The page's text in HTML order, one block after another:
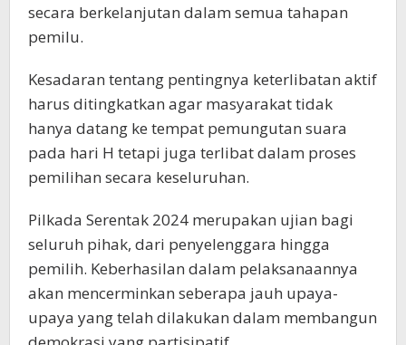
secara berkelanjutan dalam semua tahapan
pemilu.
Kesadaran tentang pentingnya keterlibatan aktif
harus ditingkatkan agar masyarakat tidak
hanya datang ke tempat pemungutan suara
pada hari H tetapi juga terlibat dalam proses
pemilihan secara keseluruhan.
Pilkada Serentak 2024 merupakan ujian bagi
seluruh pihak, dari penyelenggara hingga
pemilih. Keberhasilan dalam pelaksanaannya
akan mencerminkan seberapa jauh upaya-
upaya yang telah dilakukan dalam membangun